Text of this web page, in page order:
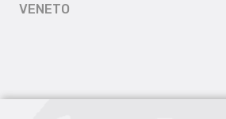
VENETO